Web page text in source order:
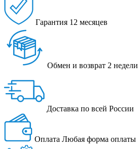
Гарантия 12 месяцев
Обмен и возврат 2 недели
Доставка по всей России
Оплата Любая форма оплаты